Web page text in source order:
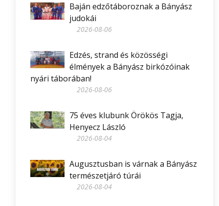
Baján edzőtáboroznak a Bányász
judokái
2026-08-06
Edzés, strand és közösségi
élmények a Bányász birkózóinak
nyári táborában!
2026-08-06
75 éves klubunk Örökös Tagja,
Henyecz László
2026-08-04
Augusztusban is várnak a Bányász
természetjáró túrái
2026-08-04